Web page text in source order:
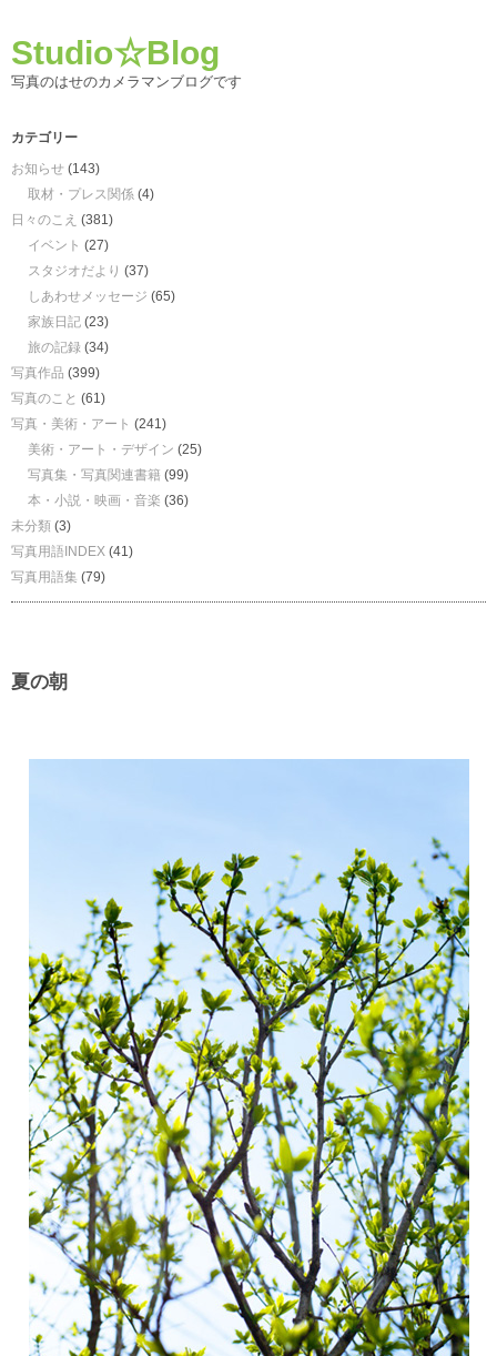
Studio☆Blog
写真のはせのカメラマンブログです
カテゴリー
お知らせ (143)
取材・プレス関係 (4)
日々のこえ (381)
イベント (27)
スタジオだより (37)
しあわせメッセージ (65)
家族日記 (23)
旅の記録 (34)
写真作品 (399)
写真のこと (61)
写真・美術・アート (241)
美術・アート・デザイン (25)
写真集・写真関連書籍 (99)
本・小説・映画・音楽 (36)
未分類 (3)
写真用語INDEX (41)
写真用語集 (79)
夏の朝